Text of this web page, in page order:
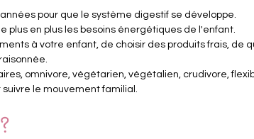
pour que le système digestif se développe.
plus en plus les besoins énergétiques de l'enfant.
à votre enfant, de choisir des produits frais, de
omnivore, végétarien, végétalien, crudivore,
le mouvement familial.